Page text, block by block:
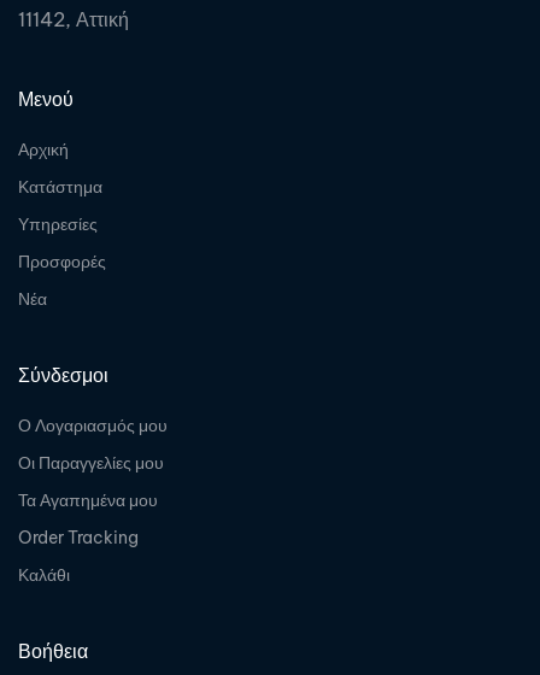
11142, Αττική
Μενού
Αρχική
Κατάστημα
Υπηρεσίες
Προσφορές
Νέα
Σύνδεσμοι
Ο Λογαριασμός μου
Οι Παραγγελίες μου
Τα Αγαπημένα μου
Order Tracking
Καλάθι
Βοήθεια